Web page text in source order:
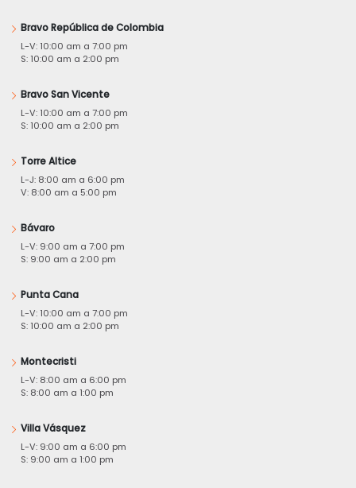
Bravo República de Colombia
L-V: 10:00 am a 7:00 pm
S: 10:00 am a 2:00 pm
Bravo San Vicente
L-V: 10:00 am a 7:00 pm
S: 10:00 am a 2:00 pm
Torre Altice
L-J: 8:00 am a 6:00 pm
V: 8:00 am a 5:00 pm
Bávaro
L-V: 9:00 am a 7:00 pm
S: 9:00 am a 2:00 pm
Punta Cana
L-V: 10:00 am a 7:00 pm
S: 10:00 am a 2:00 pm
Montecristi
L-V: 8:00 am a 6:00 pm
S: 8:00 am a 1:00 pm
Villa Vásquez
L-V: 9:00 am a 6:00 pm
S: 9:00 am a 1:00 pm